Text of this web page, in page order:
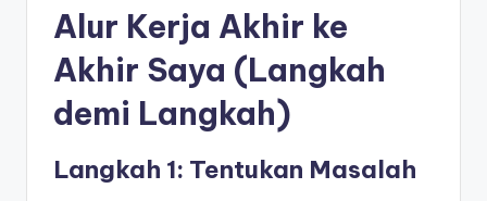
Alur Kerja Akhir ke
Akhir Saya (Langkah
demi Langkah)
Langkah 1: Tentukan Masalah